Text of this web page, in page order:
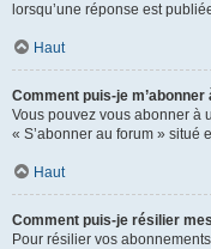
lorsqu’une réponse est
Haut
Comment puis-je
Vous pouvez vous abonner à
« S’abonner au forum » situé
Haut
Comment puis-je résilier
Pour résilier vos